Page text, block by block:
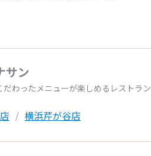
サン
だわったメニューが楽しめるレストラン
横浜芹が谷店